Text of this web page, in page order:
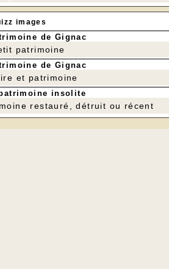
images
de Gignac
patrimoine
de Gignac
et patrimoine
insolite
restauré, détruit ou récent